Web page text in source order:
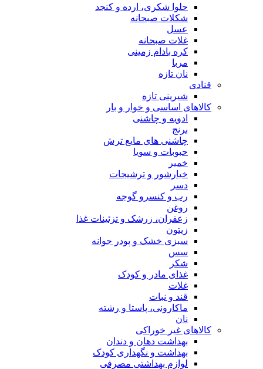
حلوا شکری، ارده و کنجد
شکلات صبحانه
عسل
غلات صبحانه
کره بادام زمینی
مربا
نان تازه
قنادی
شیرینی تازه
کالاهای اساسی و خوار و بار
ادویه و چاشنی
برنج
چاشنی های مایع ترش
حبوبات و سویا
خمیر
خیارشور و ترشیجات
دسر
رب و کنسرو گوجه
روغن
زعفران، زرشک و تزئینات غذا
زیتون
سبزی خشک و پودر جوانه
سس
شکر
غذای مادر و کودک
غلات
قند و نبات
ماکارونی، پاستا و رشته
نان
کالاهای غیر خوراکی
بهداشت دهان و دندان
بهداشت و نگهداری کودک
لوازم بهداشتی مصرفی